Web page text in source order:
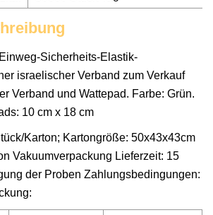
Sicherheits-Elastik-
israelischer Verband zum Verkauf
Verband und Wattepad. Farbe: Grün.
10 cm x 18 cm
Karton; Kartongröße: 50x43x43cm
Vakuumverpackung Lieferzeit: 15
der Proben Zahlungsbedingungen: